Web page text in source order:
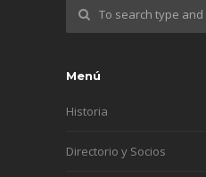
Menú
Historia
Directorio y Socios